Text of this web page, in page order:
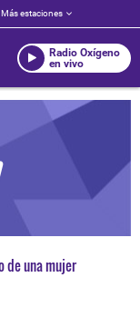
Más estaciones
Radio Oxígeno
en vivo